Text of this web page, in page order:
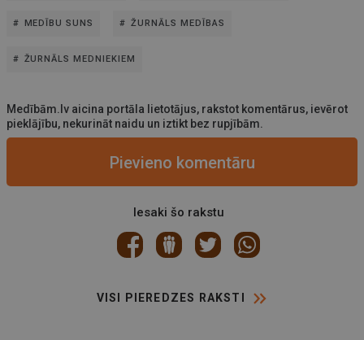
MEDĪBU SUNS ŽURNĀLS MEDĪBAS
ŽURNĀLS MEDNIEKIEM
Medībām.lv aicina portāla lietotājus, rakstot komentārus, ievērot
pieklājību, nekurināt naidu un iztikt bez rupjībām.
Pievieno komentāru
Iesaki šo rakstu
VISI PIEREDZES RAKSTI